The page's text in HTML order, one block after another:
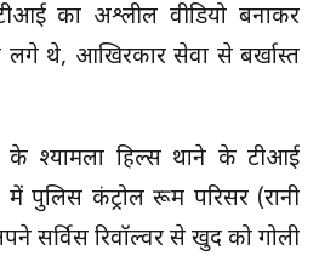
का अश्लील वीडियो बनाकर
थे, आखिरकार सेवा से बर्खास्त
श्यामला हिल्स थाने के टीआई
में पुलिस कंट्रोल रूम परिसर (रानी
सर्विस रिवॉल्वर से खुद को गोली